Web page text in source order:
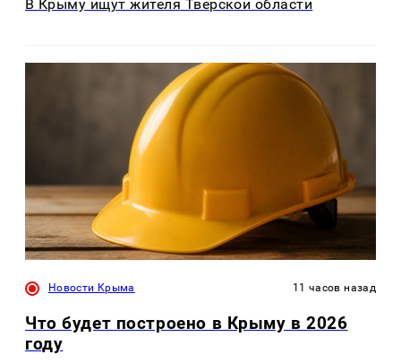
В Крыму ищут жителя Тверской области
Новости Крыма 11 часов назад
Что будет построено в Крыму в 2026
году